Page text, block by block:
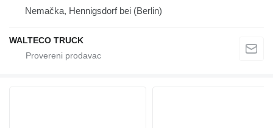
Nemačka, Hennigsdorf bei (Berlin)
WALTECO TRUCK